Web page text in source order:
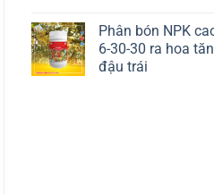
Phân bón NPK
6-30-30 ra hoa
đậu trái